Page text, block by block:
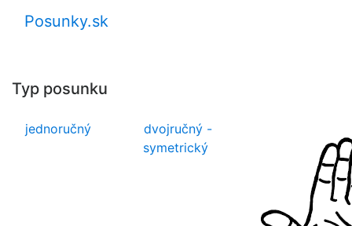
Posunky.sk
Typ posunku
jednoručný
dvojručný -
symetrický